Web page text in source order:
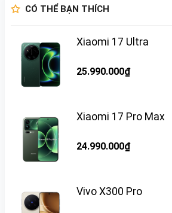
CÓ THỂ BẠN THÍCH
Xiaomi 17 Ultra
25.990.000₫
Xiaomi 17 Pro Max
24.990.000₫
Vivo X300 Pro